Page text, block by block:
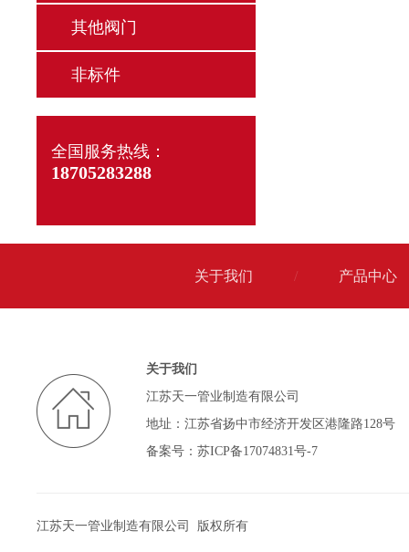
其他阀门
非标件
全国服务热线：
18705283288
关于我们 / 产品中心
关于我们
江苏天一管业制造有限公司
地址：江苏省扬中市经济开发区港隆路128号
备案号： 苏ICP备17074831号-7
江苏天一管业制造有限公司 版权所有